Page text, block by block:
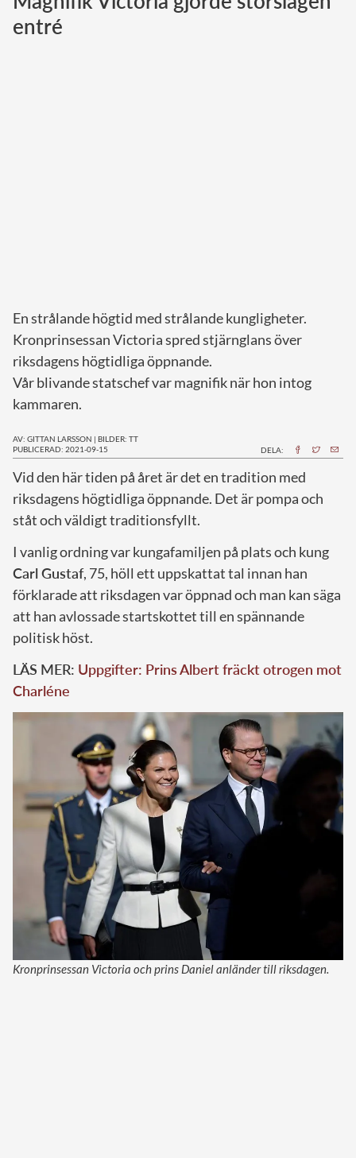
entré
En strålande högtid med strålande kungligheter.
Kronprinsessan Victoria spred stjärnglans över
riksdagens högtidliga öppnande.
Vår blivande statschef var magnifik när hon intog
kammaren.
AV: GITTAN LARSSON | BILDER: TT
PUBLICERAD: 2021-09-15
DELA:
Vid den här tiden på året är det en tradition med
riksdagens högtidliga öppnande. Det är pompa och
ståt och väldigt traditionsfyllt.
I vanlig ordning var kungafamiljen på plats och kung
Carl Gustaf, 75, höll ett uppskattat tal innan han
förklarade att riksdagen var öppnad och man kan säga
att han avlossade startskottet till en spännande
politisk höst.
LÄS MER: Uppgifter: Prins Albert fräckt otrogen mot
Charléne
Kronprinsessan Victoria och prins Daniel anländer till riksdagen.